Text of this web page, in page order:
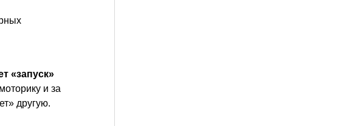
«запуск»
и за
другую.